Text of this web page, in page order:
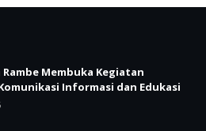
Rambe Membuka Kegiatan
Informasi dan Edukasi